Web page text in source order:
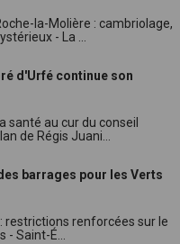
la-Molière : cambriolage,
- La ...
d'Urfé continue son
santé au cur du conseil
de Régis Juani...
barrages pour les Verts
restrictions renforcées sur le
Saint-É...